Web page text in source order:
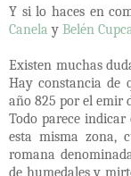
Y si lo haces en
Canela y Belén
Existen muchas
Hay constancia de
año 825 por el emir
Todo parece
esta misma zona,
romana
de humedales y